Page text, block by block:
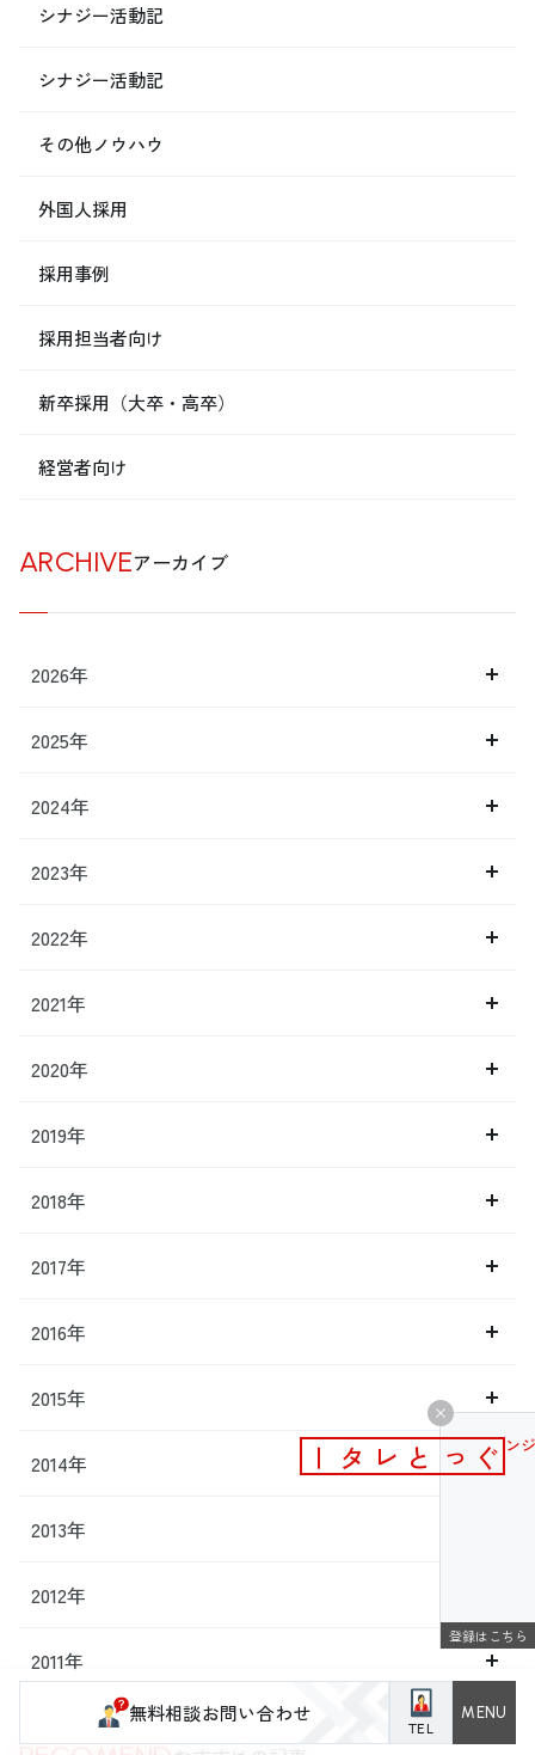
シナジー活動記
シナジー活動記
その他ノウハウ
外国人採用
採用事例
採用担当者向け
新卒採用（大卒・高卒）
経営者向け
ARCHIVEアーカイブ
2026年
2025年
2024年
2023年
2022年
2021年
2020年
2019年
2018年
2017年
2016年
2015年
2014年
2013年
2012年
2011年
メールマガジン
ぐっとレター
登録はこちら
TEL
無料相談お問い合わせ